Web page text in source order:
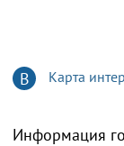
В Карта
Информация